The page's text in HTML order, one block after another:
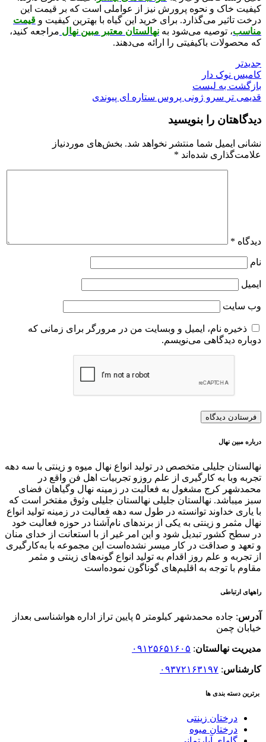
کیفیت خاک و نحوه پرورش نیز از عواملی است که بر قیمت این
درخت تاثیر می‌گذارد. برای خرید این گیاه با بهترین کیفیت و قیمت
مناسب، توصیه می‌شود به نهالستان معتبر مبین نهال مراجعه کنید،
که محصولات باکیفیتی را ارائه می‌دهند.
جدیدتر
کامیس نوک دار
بازگشت به لیست
قدیمی تر سرو ژونی پروس ستاره ای پیوندی
دیدگاهتان را بنویسید
نشانی ایمیل شما منتشر نخواهد شد. بخش‌های موردنیاز
علامت‌گذاری شده‌اند *
دیدگاه *
نام
ایمیل
وب‌ سایت
ذخیره نام، ایمیل و وبسایت من در مرورگر برای زمانی که
دوباره دیدگاهی می‌نویسم.
درباره مبین نهال
نهالستان جلیلی متخصص در تولید انواع نهال میوه و زینتی با سه دهه
تجربه وبا به کارگیری از علم روزو تجربیات اهل فن واقع در
محمدشهر کرج مشغول به فعالیت در زمینه نهال وگیاهان فضای
سبز میباشد. نهالستان جلیلی نهالستان جلیلی وثوق مفتخر است که
با یاری خداوند توانسته در طول سه دهه فعالیت در زمینه تولید انواع
نهال مثمر و زینتی به یکی از برندهای نام‌آشنا در حوزه فعالیت خود
در سطح کشور تبدیل شود و این امر غیر از با استعانت از خدای منان
و تعهد و صداقت در کار میسر نشده‌است این مجموعه با به‌کارگیری
از تجربه و علم روز اقدام به تولید انواع گونه‌های زینتی و مثمر
مقاوم با توجه به اقلیم‌های گوناگون نموده‌است
راههای ارتباطی
آدرس
: جاده محمدشهر کیلومتر ۵ پایین تراز اداره هواشناسی بعداز
خیابان چمن
مدیریت نهالستان: ۰۹۱۲۵۶۵۱۶۰۵
کارشناس: ۰۹۳۷۲۱۶۳۱۹۷
برترین دسته بندی ها
درختان زینتی
درختان میوه